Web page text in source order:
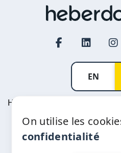
EN
Heberdomaine Afoulki
R.C: 376383 | Patente:
CNSS: 6809448 | ICE:
On utilise les
confidentialité